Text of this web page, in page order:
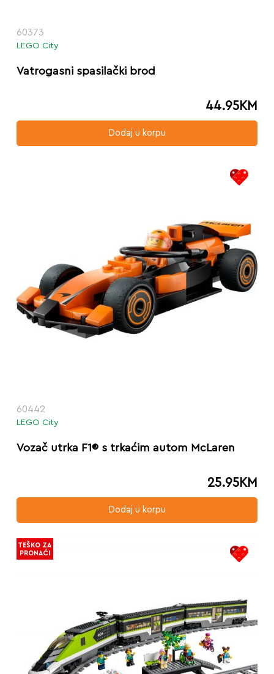
60373
LEGO City
Vatrogasni spasilački brod
44.95KM
Dodaj u korpu
60442
LEGO City
Vozač utrka F1® s trkaćim autom McLaren
25.95KM
Dodaj u korpu
TEŠKO ZA
PRONAĆI